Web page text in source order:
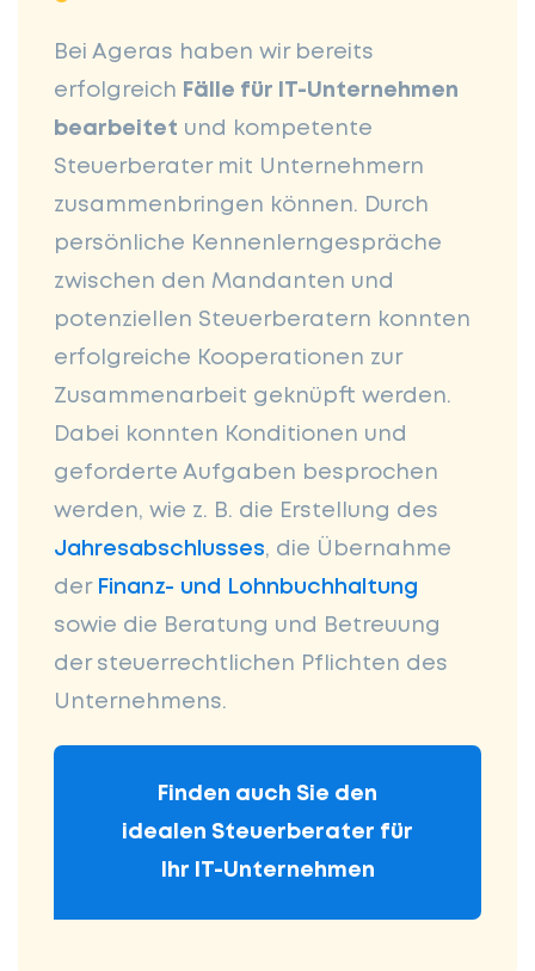
Bei Ageras haben wir bereits
erfolgreich Fälle für IT-Unternehmen
bearbeitet und kompetente
Steuerberater mit Unternehmern
zusammenbringen können. Durch
persönliche Kennenlerngespräche
zwischen den Mandanten und
potenziellen Steuerberatern konnten
erfolgreiche Kooperationen zur
Zusammenarbeit geknüpft werden.
Dabei konnten Konditionen und
geforderte Aufgaben besprochen
werden, wie z. B. die Erstellung des
Jahresabschlusses, die Übernahme
der Finanz- und Lohnbuchhaltung
sowie die Beratung und Betreuung
der steuerrechtlichen Pflichten des
Unternehmens.
Finden auch Sie den
idealen Steuerberater für
Ihr IT-Unternehmen